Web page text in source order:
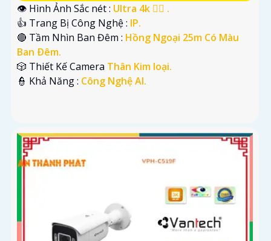
👁 Hình Ảnh Sắc nét : Ultra 4k 👍🏾 .
👍 Trang Bị Công Nghệ : IP.
🔴 Tầm Nhìn Ban Đêm : Hồng Ngoại 25m Có Màu
Ban Ðêm.
🎲 Thiết Kế Camera Thân Kim loại.
️👮 Khả Năng : Công Nghệ AI.